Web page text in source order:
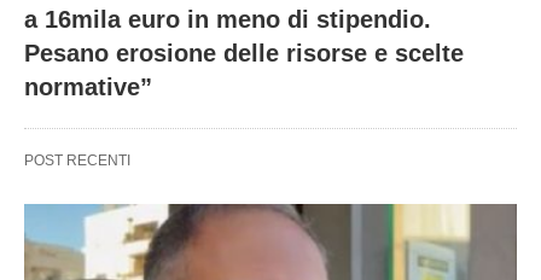
a 16mila euro in meno di stipendio.
Pesano erosione delle risorse e scelte
normative”
POST RECENTI